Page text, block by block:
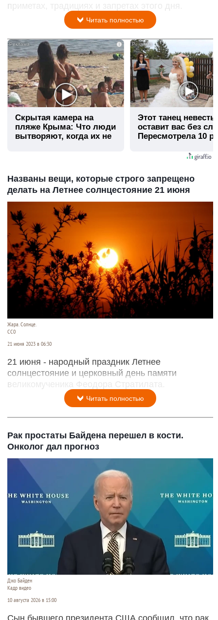
приметах, традициях и запретах этого дня.
Читать полностью
i
Скрытая камера на
пляже Крыма: Что люди
вытворяют, когда их не
Этот танец невесты
оставит вас без
Пересмотрела 10
Названы вещи, которые строго запрещено
делать на Летнее солнцестояние 21 июня
Жара. Солнце.
СС0
21 июня 2023 в 06:30
21 июня - народный праздник Летнее
солнцестояние и церковный день памяти
великомученика Феодора Стратилата.
Читать полностью
Рак простаты Байдена перешел в кости.
Онколог дал прогноз
Джо Байден
Кадр видео
10 августа 2026 в 15:00